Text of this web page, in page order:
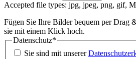
Accepted file types: jpg, jpeg, png, gif,
Fügen Sie Ihre Bilder bequem per Drag
sie mit einem Klick hoch.
Datenschutz*
Sie sind mit unserer